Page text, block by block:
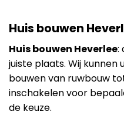
Huis bouwen
Huis bouwen Heverlee:
juiste plaats. Wij kunnen
bouwen van ruwbouw
inschakelen voor
de keuze.